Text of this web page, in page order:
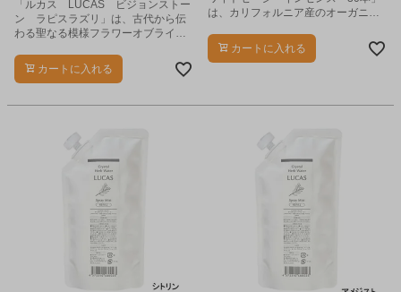
「ルカス LUCAS ビジョンストー
ン ラピスラズリ」は、古代から伝
わる聖なる模様フラワーオブライフ
です。
カートに入れる
は、カリフォルニア産のオーガニッ
用したスティック型の浄化用お香で
す。
カートに入れる